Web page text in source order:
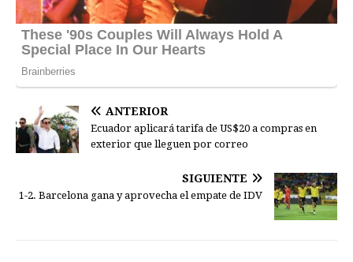
ANTERIOR
Ecuador aplicará tarifa de US$20 a compras en
exterior que lleguen por correo
SIGUIENTE
1-2. Barcelona gana y aprovecha el empate de IDV